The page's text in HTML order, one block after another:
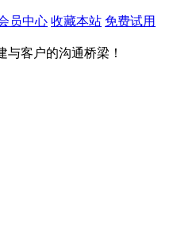
员中心 收藏本站 免费试用
客户的沟通桥梁！